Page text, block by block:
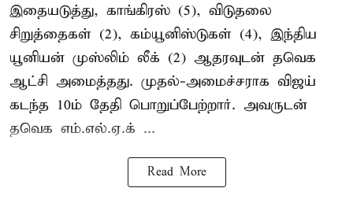
இதையடுத்து, காங்கிரஸ் (5), விடுதலை
சிறுத்தைகள் (2), கம்யூனிஸ்டுகள் (4), இந்திய
யூனியன் முஸ்லிம் லீக் (2) ஆதரவுடன் தவெக
ஆட்சி அமைத்தது. முதல்-அமைச்சராக விஜய்
கடந்த 10ம் தேதி பொறுப்பேற்றார். அவருடன்
தவெக எம்.எல்.ஏ.க் ...
Read More